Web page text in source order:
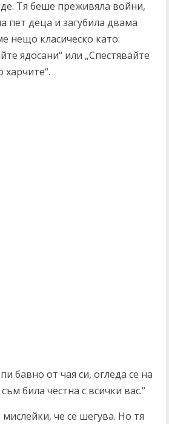
Тя беше преживяла войни,
пет деца и загубила двама
нещо класическо като:
ядосани“ или „Спестявайте
харчите“.
бавно от чая си, огледа се на
била честна с всички вас.“
мислейки, че се шегува. Но тя